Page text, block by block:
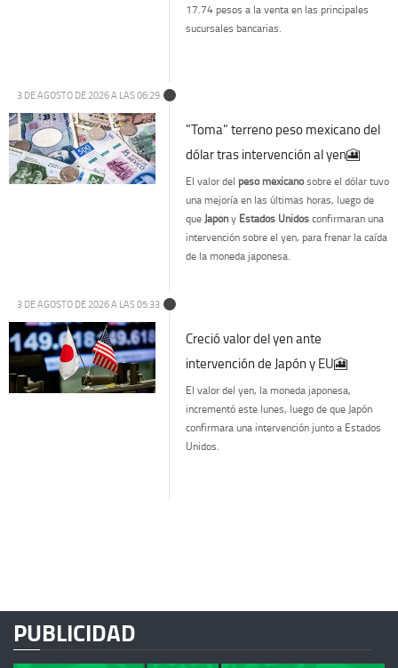
17.74 pesos a la venta en las principales
sucursales bancarias.
3 DE AGOSTO DE 2026 A LAS 06:29
"Toma" terreno peso mexicano del
dólar tras intervención al yen🎦
El valor del peso mexicanosobre el dólar tuvo
una mejoría en las últimas horas, luego de
queJapóny Estados Unidosconfirmaran una
intervención sobre el yen, para frenar la caída
de la moneda japonesa.
3 DE AGOSTO DE 2026 A LAS 05:33
Creció valor del yen ante
intervención de Japón y EU🎦
El valor del yen, la moneda japonesa,
incrementó este lunes, luego de que Japón
confirmara una intervención junto a Estados
Unidos.
PUBLICIDAD